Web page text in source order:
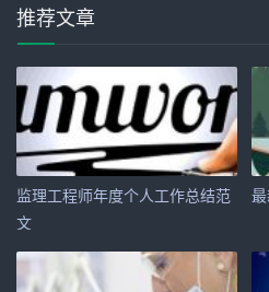
会议满意度提升了20%。
3. 信息传递效率提升：通过建
递速度提高了50%，同时信息
4. 成本控制：通过对办公用品
本约10万元。
三、存在的问题
尽管取得了一定的成绩，但在
推荐文章
监理工程师年度个人工作总结范
文